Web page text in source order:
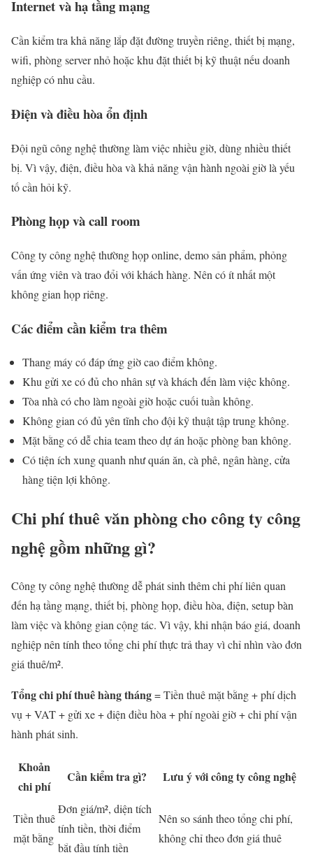
Internet và hạ tầng mạng
Cần kiểm tra khả năng lắp đặt đường truyền riêng, thiết bị mạng,
wifi, phòng server nhỏ hoặc khu đặt thiết bị kỹ thuật nếu doanh
nghiệp có nhu cầu.
Điện và điều hòa ổn định
Đội ngũ công nghệ thường làm việc nhiều giờ, dùng nhiều thiết
bị. Vì vậy, điện, điều hòa và khả năng vận hành ngoài giờ là yếu
tố cần hỏi kỹ.
Phòng họp và call room
Công ty công nghệ thường họp online, demo sản phẩm, phỏng
vấn ứng viên và trao đổi với khách hàng. Nên có ít nhất một
không gian họp riêng.
Các điểm cần kiểm tra thêm
Thang máy có đáp ứng giờ cao điểm không.
Khu gửi xe có đủ cho nhân sự và khách đến làm việc không.
Tòa nhà có cho làm ngoài giờ hoặc cuối tuần không.
Không gian có đủ yên tĩnh cho đội kỹ thuật tập trung không.
Mặt bằng có dễ chia team theo dự án hoặc phòng ban không.
Có tiện ích xung quanh như quán ăn, cà phê, ngân hàng, cửa
hàng tiện lợi không.
Chi phí thuê văn phòng cho công ty công
nghệ gồm những gì?
Công ty công nghệ thường dễ phát sinh thêm chi phí liên quan
đến hạ tầng mạng, thiết bị, phòng họp, điều hòa, điện, setup bàn
làm việc và không gian cộng tác. Vì vậy, khi nhận báo giá, doanh
nghiệp nên tính theo tổng chi phí thực trả thay vì chỉ nhìn vào đơn
giá thuê/m².
Tổng chi phí thuê hàng tháng= Tiền thuê mặt bằng + phí dịch
vụ + VAT + gửi xe + điện điều hòa + phí ngoài giờ + chi phí vận
hành phát sinh.
Khoản
chi phí
Cần kiểm tra gì? Lưu ý với công ty công nghệ
Tiền thuê
mặt bằng
Đơn giá/m², diện tích
tính tiền, thời điểm
bắt đầu tính tiền
Nên so sánh theo tổng chi phí,
không chỉ theo đơn giá thuê